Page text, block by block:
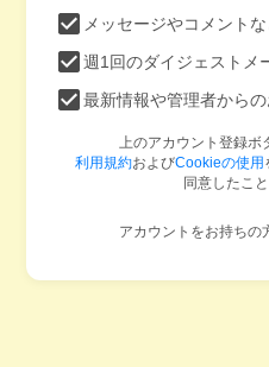
メッセージやコメント
週1回のダイジェストメ
最新情報や管理者から
上のアカウント登録ボ
利用規約およびCookieの使用
同意したこ
アカウントをお持ちの